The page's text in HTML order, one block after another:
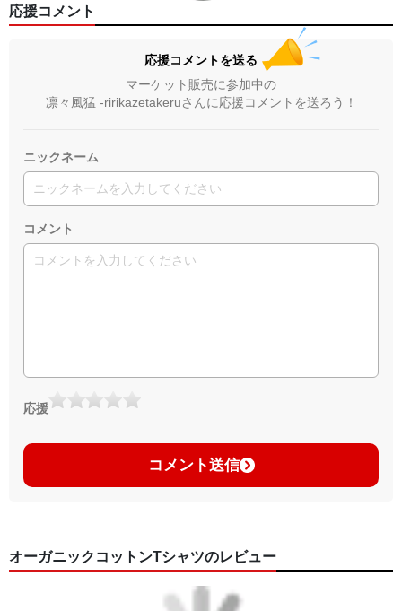
応援コメント
応援コメントを送る
マーケット販売に参加中の
凛々風猛 -ririkazetakeruさんに応援コメントを送ろう！
ニックネーム
コメント
応援
コメント送信
オーガニックコットンTシャツのレビュー